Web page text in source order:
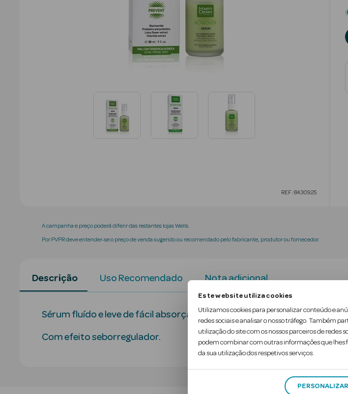
Este website utiliza cookies
Utilizamos cookies para personalizar conteúdo e
redes sociais e analisar o nosso tráfego. Também
utilização do site com os nossos parceiros de redes
podem combinar com outras informações que lhes
da sua utilização dos respetivos serviços.
PERSONALIZAR
REF: 8430925
A campanha e preço poderá diferir das restantes lojas Wells.
Por PVPR deve entender-se o preço de venda sugerido ou recomendado pelo fabricante, produtor ou fornecedor.
Descrição Uso Recomendado Nota adicional
Sérum fluído e leve de fácil absorção que ajuda a melhorar a mocrobiota
Com efeito seborregulador.